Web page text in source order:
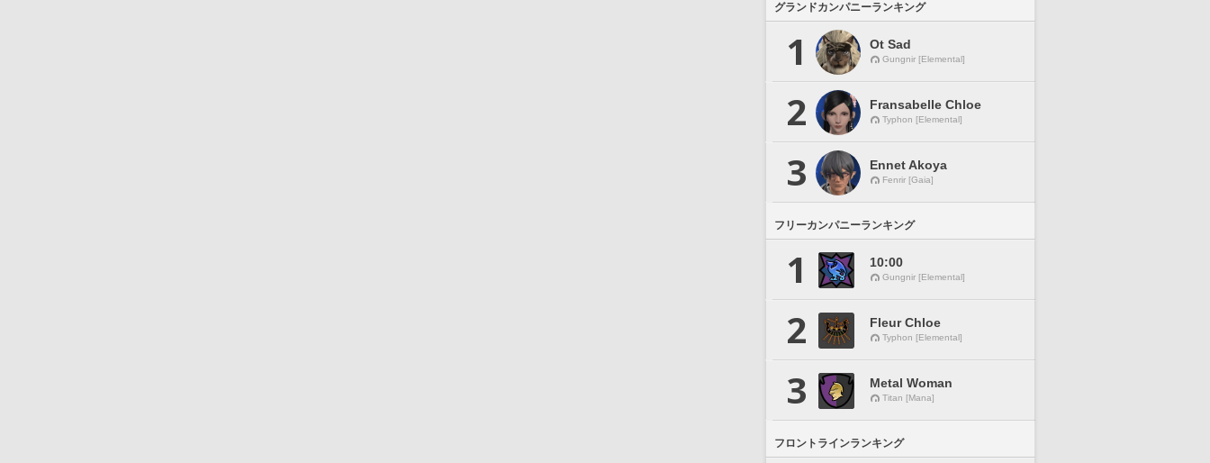
グランドカンパニーランキング
1 Ot Sad
Gungnir [Elemental]
2 Fransabelle Chloe
Typhon [Elemental]
3 Ennet Akoya
Fenrir [Gaia]
フリーカンパニーランキング
1 10:00
Gungnir [Elemental]
2 Fleur Chloe
Typhon [Elemental]
3 Metal Woman
Titan [Mana]
フロントラインランキング